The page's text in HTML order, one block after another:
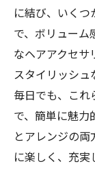
に結び、いく
で、ボリューム
なヘアアクセサ
スタイリッシュ
毎日でも、これ
で、簡単に魅力
とアレンジの
に楽しく、充実